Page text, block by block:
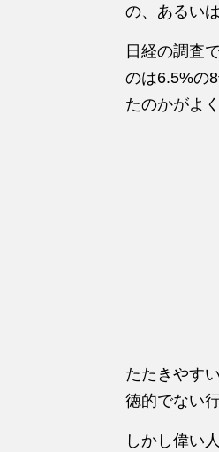
の、あるい
日経の調査
のは6.5%の
たのかがよ
たたきやす
徳的でない
しかし偉い